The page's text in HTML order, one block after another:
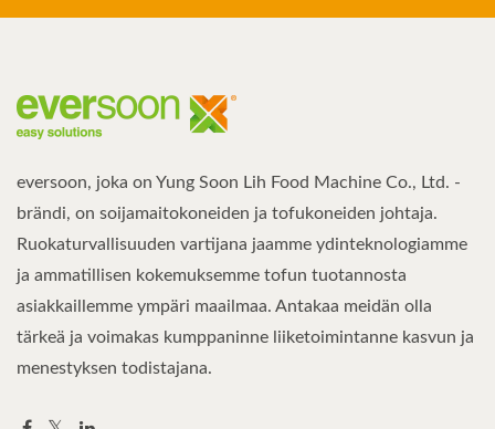
eversoon, joka on Yung Soon Lih Food Machine Co., Ltd. -
brändi, on soijamaitokoneiden ja tofukoneiden johtaja.
Ruokaturvallisuuden vartijana jaamme ydinteknologiamme
ja ammatillisen kokemuksemme tofun tuotannosta
asiakkaillemme ympäri maailmaa. Antakaa meidän olla
tärkeä ja voimakas kumppaninne liiketoimintanne kasvun ja
menestyksen todistajana.